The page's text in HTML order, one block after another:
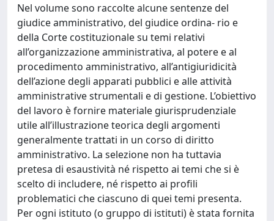
Nel volume sono raccolte alcune sentenze del
giudice amministrativo, del giudice ordina- rio e
della Corte costituzionale su temi relativi
all’organizzazione amministrativa, al potere e al
procedimento amministrativo, all’antigiuridicità
dell’azione degli apparati pubblici e alle attività
amministrative strumentali e di gestione. L’obiettivo
del lavoro è fornire materiale giurisprudenziale
utile all’illustrazione teorica degli argomenti
generalmente trattati in un corso di diritto
amministrativo. La selezione non ha tuttavia
pretesa di esaustività né rispetto ai temi che si è
scelto di includere, né rispetto ai profili
problematici che ciascuno di quei temi presenta.
Per ogni istituto (o gruppo di istituti) è stata fornita